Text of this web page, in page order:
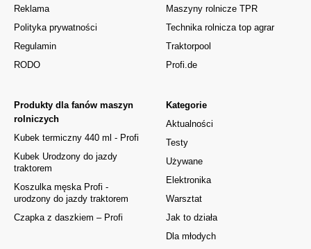
Reklama
Polityka prywatności
Regulamin
RODO
Kategorie
Aktualności
Testy
Używane
Elektronika
Warsztat
Jak to działa
Dla młodych
Produkty dla fanów maszyn
rolniczych
Kubek termiczny 440 ml - Profi
Kubek Urodzony do jazdy
traktorem
Koszulka męska Profi -
urodzony do jazdy traktorem
Czapka z daszkiem – Profi
Maszyny rolnicze TPR
Technika rolnicza top agrar
Traktorpool
Profi.de